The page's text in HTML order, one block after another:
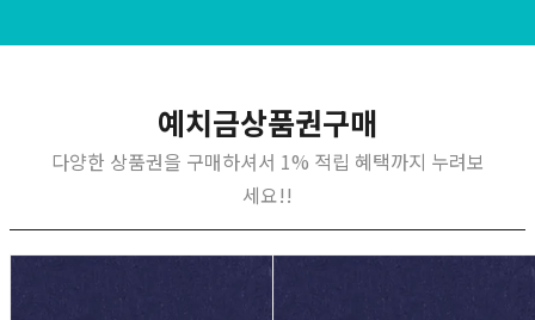
예치금상품권구매
다양한 상품권을 구매하셔서 1% 적립 혜택까지 누려보
세요!!